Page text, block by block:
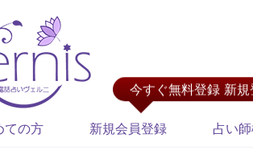
今すぐ無料登録 新規
ての方 新規会員登録 占い